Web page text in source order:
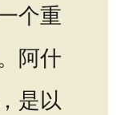
个重
阿什
是以